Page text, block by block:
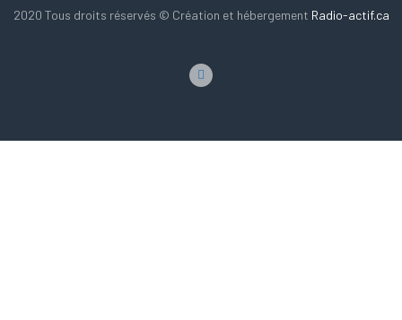
2020 Tous droits réservés © Création et hébergement Radio-actif.ca